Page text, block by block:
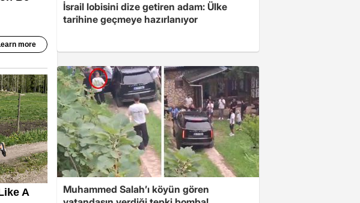
İsrail lobisini dize getiren adam: Ülke
tarihine geçmeye hazırlanıyor
Muhammed Salah’ı köyün gören